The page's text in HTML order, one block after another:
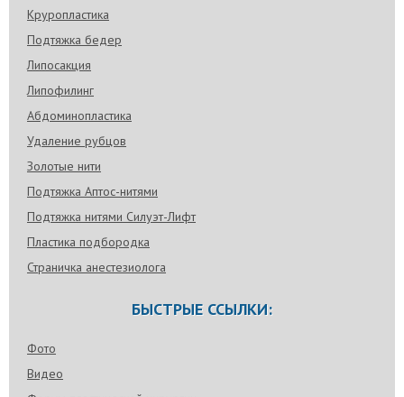
Круропластика
Подтяжка бедер
Липосакция
Липофилинг
Абдоминопластика
Удаление рубцов
Золотые нити
Подтяжка Аптос-нитями
Подтяжка нитями Силуэт-Лифт
Пластика подбородка
Страничка анестезиолога
БЫСТРЫЕ ССЫЛКИ:
Фото
Видео